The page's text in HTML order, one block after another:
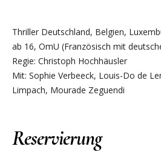
Thriller Deutschland, Belgien,
ab 16, OmU (Französisch mit
Regie: Christoph Hochhäusler
Mit: Sophie Verbeeck, Louis-Do de
Limpach, Mourade Zeguendi
Reservierung